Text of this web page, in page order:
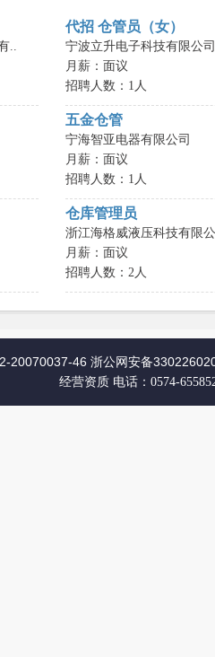
..
代招 仓管员（女）
宁波立升电子科技有限公司
月薪：面议
招聘人数：1人
五金仓管
宁海智亚电器有限公司
月薪：面议
招聘人数：1人
仓库管理员
浙江海格威液压科技有限
月薪：面议
招聘人数：2人
20070037-46 浙公网安备
经营资质 电话：0574-